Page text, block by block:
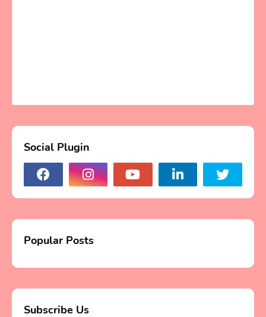
Social Plugin
Popular Posts
Subscribe Us